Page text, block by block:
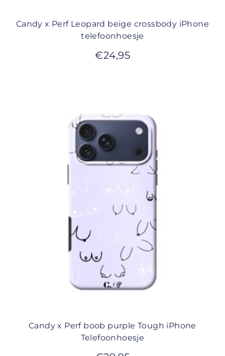
Candy x Perf Leopard beige crossbody iPhone
telefoonhoesje
€24,95
Candy x Perf boob purple Tough iPhone
Telefoonhoesje